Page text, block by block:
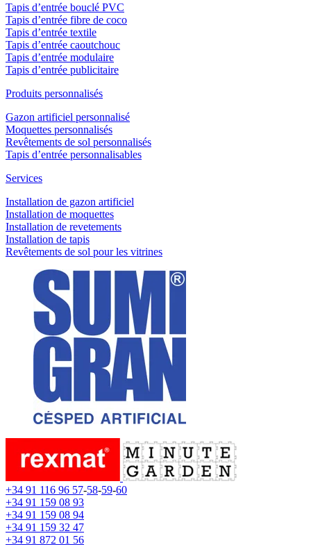
Tapis d’entrée bouclé PVC
Tapis d’entrée fibre de coco
Tapis d’entrée textile
Tapis d’entrée caoutchouc
Tapis d’entrée modulaire
Tapis d’entrée publicitaire
Produits personnalisés
Gazon artificiel personnalisé
Moquettes personnalisés
Revêtements de sol personnalisés
Tapis d’entrée personnalisables
Services
Installation de gazon artificiel
Installation de moquettes
Installation de revetements
Installation de tapis
Revêtements de sol pour les vitrines
+34 91 116 96 57-58-59-60
+34 91 159 08 93
+34 91 159 08 94
+34 91 159 32 47
+34 91 872 01 56